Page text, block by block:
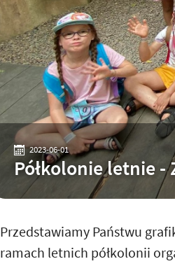
2023-06-01
Półkolonie letnie -
Przedstawiamy Państwu
ramach letnich półkolonii